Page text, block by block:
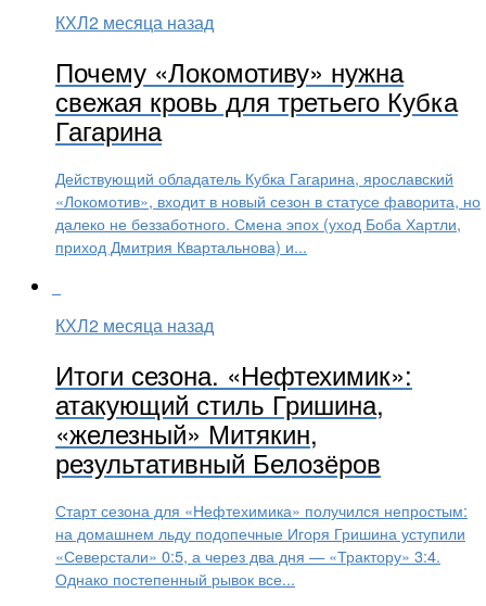
КХЛ2 месяца назад
Почему «Локомотиву» нужна
свежая кровь для третьего Кубка
Гагарина
Действующий обладатель Кубка Гагарина, ярославский
«Локомотив», входит в новый сезон в статусе фаворита, но
далеко не беззаботного. Смена эпох (уход Боба Хартли,
приход Дмитрия Квартальнова) и...
КХЛ2 месяца назад
Итоги сезона. «Нефтехимик»:
атакующий стиль Гришина,
«железный» Митякин,
результативный Белозёров
Старт сезона для «Нефтехимика» получился непростым:
на домашнем льду подопечные Игоря Гришина уступили
«Северстали» 0:5, а через два дня — «Трактору» 3:4.
Однако постепенный рывок все...